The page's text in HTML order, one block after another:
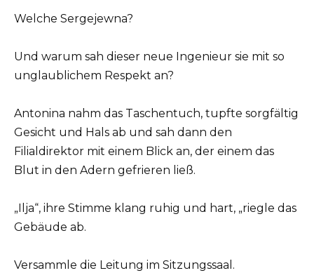
Welche Sergejewna?
Und warum sah dieser neue Ingenieur sie mit so
unglaublichem Respekt an?
Antonina nahm das Taschentuch, tupfte sorgfältig
Gesicht und Hals ab und sah dann den
Filialdirektor mit einem Blick an, der einem das
Blut in den Adern gefrieren ließ.
„Ilja“, ihre Stimme klang ruhig und hart, „riegle das
Gebäude ab.
Versammle die Leitung im Sitzungssaal.